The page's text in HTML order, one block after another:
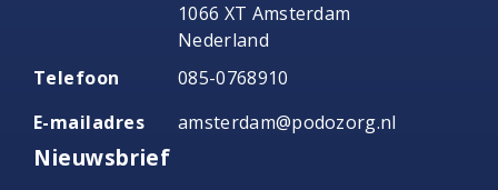
1066 XT Amsterdam
Nederland
Telefoon
085-0768910
E-mailadres
amsterdam@podozorg.nl
Nieuwsbrief